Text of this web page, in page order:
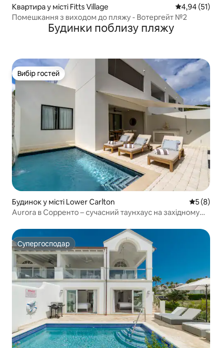
Квартира у місті Fitts Village Середня
4,94 (51)
Помешкання з виходом до пляжу - Вотергейт №2
Будинки поблизу пляжу
Вибір гостей
Вибір гостей
Будинок у місті Lower Carlton Середня
5 (8)
Aurora в Сорренто – сучасний таунхаус на західному
Супергосподар
Супергосподар